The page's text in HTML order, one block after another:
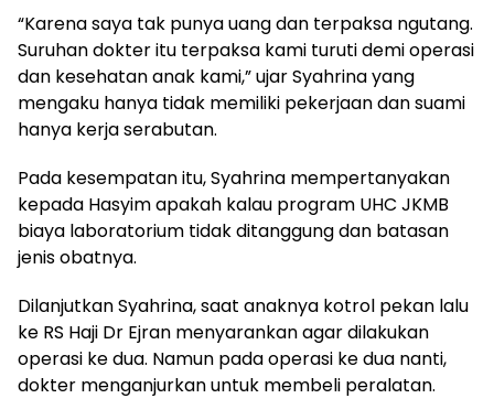
“Karena saya tak punya uang dan terpaksa ngutang.
Suruhan dokter itu terpaksa kami turuti demi operasi
dan kesehatan anak kami,” ujar Syahrina yang
mengaku hanya tidak memiliki pekerjaan dan suami
hanya kerja serabutan.
Pada kesempatan itu, Syahrina mempertanyakan
kepada Hasyim apakah kalau program UHC JKMB
biaya laboratorium tidak ditanggung dan batasan
jenis obatnya.
Dilanjutkan Syahrina, saat anaknya kotrol pekan lalu
ke RS Haji Dr Ejran menyarankan agar dilakukan
operasi ke dua. Namun pada operasi ke dua nanti,
dokter menganjurkan untuk membeli peralatan.